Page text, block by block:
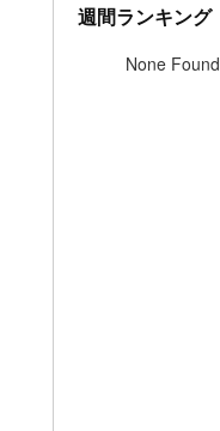
週間ランキング
None Found